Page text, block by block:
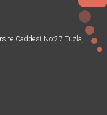
Caddesi No:27 Tuzla,